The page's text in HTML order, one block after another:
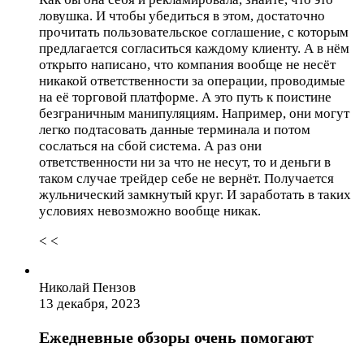
ловушка. И чтобы убедиться в этом, достаточно
прочитать пользовательское соглашение, с которым
предлагается согласиться каждому клиенту. А в нём
открыто написано, что компания вообще не несёт
никакой ответственности за операции, проводимые
на её торговой платформе. А это путь к поистине
безграничным манипуляциям. Например, они могут
легко подтасовать данные терминала и потом
сослаться на сбой система. А раз они
ответственности ни за что не несут, то и деньги в
таком случае трейдер себе не вернёт. Получается
жульнический замкнутый круг. И заработать в таких
условиях невозможно вообще никак.
< <
Николай Пензов
13 декабря, 2023
Ежедневные обзоры очень помогают